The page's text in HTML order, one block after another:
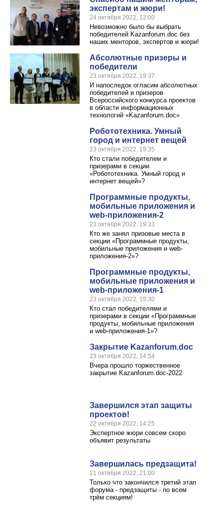
экспертам и жюри!
24 октября 2022, 12:00
Невозможно было бы выбрать
победителей Kazanforum.doc без
наших менторов, экспертов и жюри!
Абсолютные призеры и
победители
23 октября 2022, 19:37
И напоследок огласим абсолютных
победителей и призеров
Всероссийского конкурса проектов
в области информационных
технологий «Kazanforum.doc»
Робототехника. Умный
город и интернет вещей
23 октября 2022, 19:35
Кто стали победителем и
призерами в секции
«Робототехника. Умный город и
интернет вещей»?
Программные продукты,
мобильные приложения и
web-приложения-2
23 октября 2022, 19:33
Кто же занял призовые места в
секции «Программные продукты,
мобильные приложения и web-
приложения-2»?
Программные продукты,
мобильные приложения и
web-приложения-1
23 октября 2022, 19:30
Кто стал победителями и
призерами в секции «Программные
продукты, мобильные приложения
и web-приложения-1»?
Закрытие Kazanforum.doc
23 октября 2022, 14:54
Вчера прошло торжественное
закрытие Kazanforum.doc-2022
Завершился этап защиты
проектов!
22 октября 2022, 14:25
Экспертное жюри совсем скоро
объявит результаты
Завершилась предзащита!
21 октября 2022, 21:00
Только что закончился третий этап
форума - предзащиты - по всем
трём секциям!